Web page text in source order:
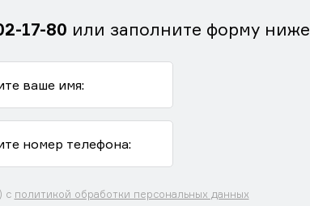
17-80 или заполните форму ниже
с политикой обработки персональных данных